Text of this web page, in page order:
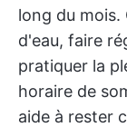
long du mois.
d'eau, faire
pratiquer la
horaire de
aide à rester